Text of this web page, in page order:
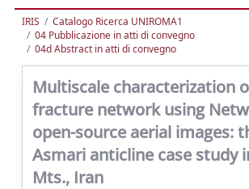
IRIS
Catalogo Ricerca UNIROMA1
04 Pubblicazione in atti di convegno
04d Abstract in atti di convegno
Multiscale characterization
fracture network using
open-source aerial images:
Asmari anticline case study
Mts., Iran